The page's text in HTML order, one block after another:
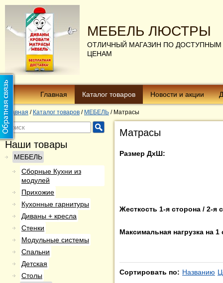
МЕБЕЛЬ ЛЮСТРЫ
ОТЛИЧНЫЙ МАГАЗИН ПО ДОСТУПНЫМ
ЦЕНАМ
Главная Каталог товаров Новости и акции
Главная / Каталог товаров / МЕБЕЛЬ / Матрасы
Наши товары
МЕБЕЛЬ
Сборные Кухни из
модулей
Прихожие
Кухонные гарнитуры
Диваны + кресла
Стенки
Модульные системы
Спальни
Детская
Столы
Матрасы
Размер ДхШ:
Жесткость 1-я сторона / 2-я
Максимальная нагрузка на
Сортировать по: Названию